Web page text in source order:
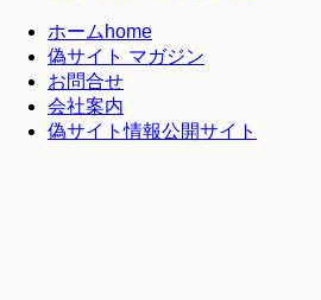
ホーム home
偽サイト マガジン
お問合せ
会社案内
偽サイト情報公開サイト